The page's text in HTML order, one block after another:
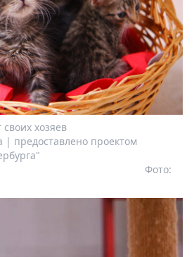
хозяев
предоставлено проектом
Фото: